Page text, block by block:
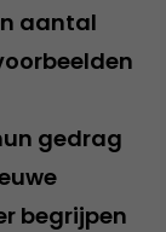
aantal
gedrag
begrijpen